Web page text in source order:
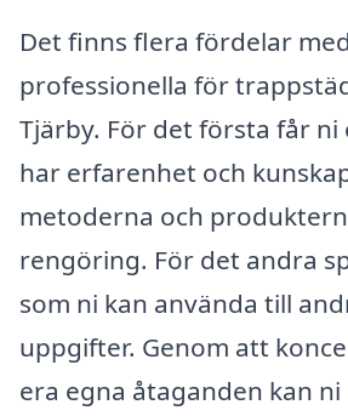
Det finns flera fördelar
professionella för
Tjärby. För det första får
har erfarenhet och
metoderna och
rengöring. För det andra
som ni kan använda till
uppgifter. Genom att
era egna åtaganden kan ni